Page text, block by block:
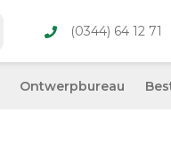
(0344) 64 12 71
Ontwerpbureau